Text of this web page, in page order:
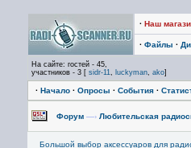
· Наш
· Файлы ·
На сайте: гостей - 45,
участников - 3 [ sidr-11, luckyman, ako]
· Начало · Опросы · События ·
Форум —› Любительская
Большой выбор аксессуаров для